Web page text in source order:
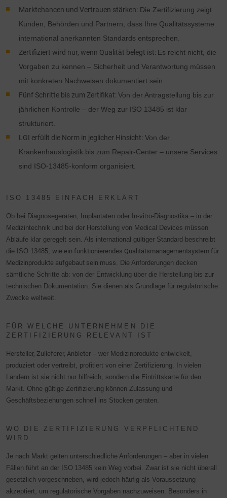
Marktchancen und Vertrauen stärken: Die Zertifizierung zeigt
Kunden, Behörden und Partnern, dass Ihre Qualitätssysteme
international anerkannten Standards entsprechen.
Zertifiziert wird nur, wenn Qualität belegt ist: Es reicht nicht, die
Vorgaben zu kennen – Sicherheit und Verantwortung müssen
mit konkreten Nachweisen dokumentiert sein.
Fünf Schritte bis zum Zertifikat: Von der Antragstellung bis zur
jährlichen Kontrolle – der Weg zur ISO 13485 ist klar
strukturiert.
LGI erfüllt die Norm in jeglicher Hinsicht: Von der
Krankenhauslogistik bis zum Repair-Center – unsere Services
sind ISO-13485-konform organisiert.
ISO 13485 EINFACH ERKLÄRT
Ob bei Diagnosegeräten, Implantaten oder In-vitro-Diagnostika – in der
Medizintechnik und bei der Herstellung von Medical Devices müssen
Abläufe klar geregelt sein. Als international gültiger Standard beschreibt
die ISO 13485, wie ein funktionierendes Qualitätsmanagementsystem für
Medizinprodukte aufgebaut sein muss . Die Anforderungen decken
sämtliche Schritte ab: von der Entwicklung über die Herstellung bis zur
technischen Dokumentation. Sie dienen als Grundlage für regulatorische
Zwecke weltweit.
FÜR WELCHE UNTERNEHMEN DIE
ZERTIFIZIERUNG RELEVANT IST
Hersteller, Zulieferer, Anbieter – wer Medizinprodukte entwickelt,
produziert oder vertreibt, profitiert von einer Zertifizierung. In vielen
Ländern ist sie nicht nur hilfreich, sondern die Eintrittskarte für den
Markt. Ohne gültige Zertifizierung können Zulassung und
Geschäftsbeziehungen schnell ins Stocken geraten.
WO DIE ZERTIFIZIERUNG VERPFLICHTEND
WIRD
Je nach Markt gelten unterschiedliche Anforderungen – aber in vielen
Fällen führt an der ISO 13485 kein Weg vorbei. Zwar ist sie nicht überall
gesetzlich vorgeschrieben, wird jedoch häufig als Voraussetzung
akzeptiert, um regulatorische Vorgaben nachzuweisen. Besonders in